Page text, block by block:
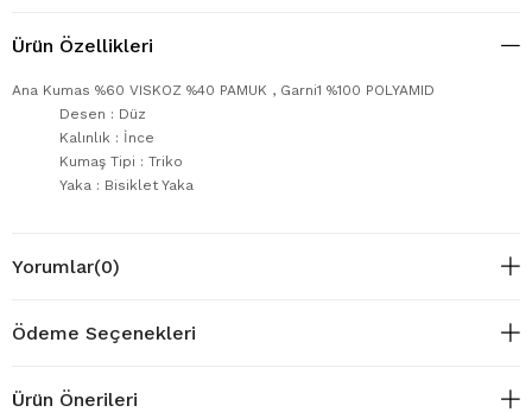
Ürün Özellikleri
Ana Kumas %60 VISKOZ %40 PAMUK , Garni1 %100 POLYAMID
Desen : Düz
Kalınlık : İnce
Kumaş Tipi : Triko
Yaka : Bisiklet Yaka
Yorumlar(0)
Ödeme Seçenekleri
Ürün Önerileri